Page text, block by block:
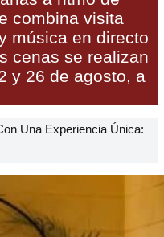
combina visita
música en directo
cenas se realizan
y 26 de agosto, a
Una Experiencia Única: